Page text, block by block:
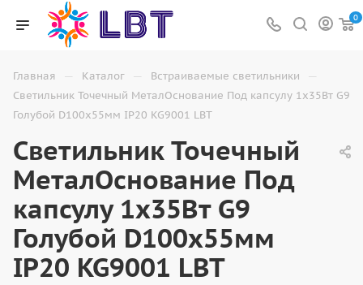
0
Главная — Каталог — Встраиваемые светильники —
Светильник Точечный МеталОснование Под капсулу 1х35Вт G9
Голубой D100х55мм IP20 KG9001 LBT
Светильник Точечный
МеталОснование Под
капсулу 1х35Вт G9
Голубой D100х55мм
IP20 KG9001 LBT